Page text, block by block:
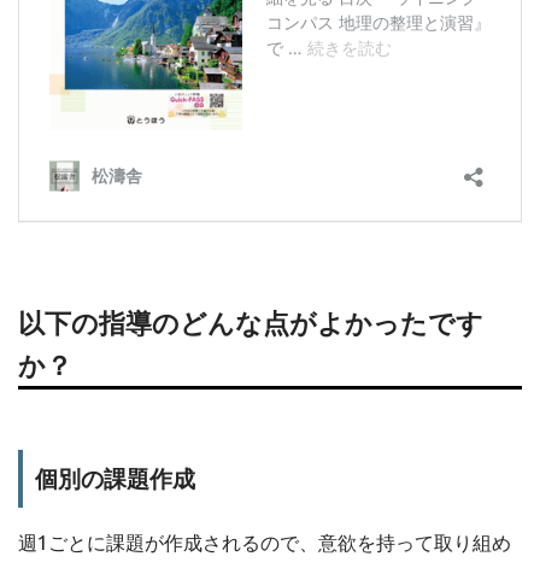
以下の指導のどんな点がよかったです
か？
個別の課題作成
週1ごとに課題が作成されるので、意欲を持って取り組め